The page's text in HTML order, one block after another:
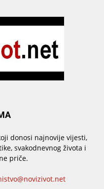
donosi najnovije vijesti,
svakodnevnog života i
priče.